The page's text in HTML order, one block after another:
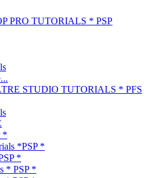
PRO TUTORIALS * PSP
STUDIO TUTORIALS * PFS
*
*PSP *
*
* PSP *